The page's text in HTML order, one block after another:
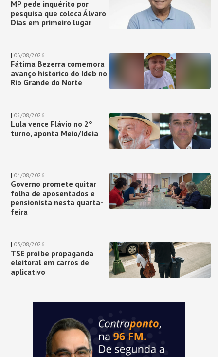
MP pede inquérito por
pesquisa que coloca Álvaro
Dias em primeiro lugar
06/08/2026
Fátima Bezerra comemora
avanço histórico do Ideb no
Rio Grande do Norte
05/08/2026
Lula vence Flávio no 2º
turno, aponta Meio/Ideia
04/08/2026
Governo promete quitar
folha de aposentados e
pensionista nesta quarta-
feira
03/08/2026
TSE proíbe propaganda
eleitoral em carros de
aplicativo